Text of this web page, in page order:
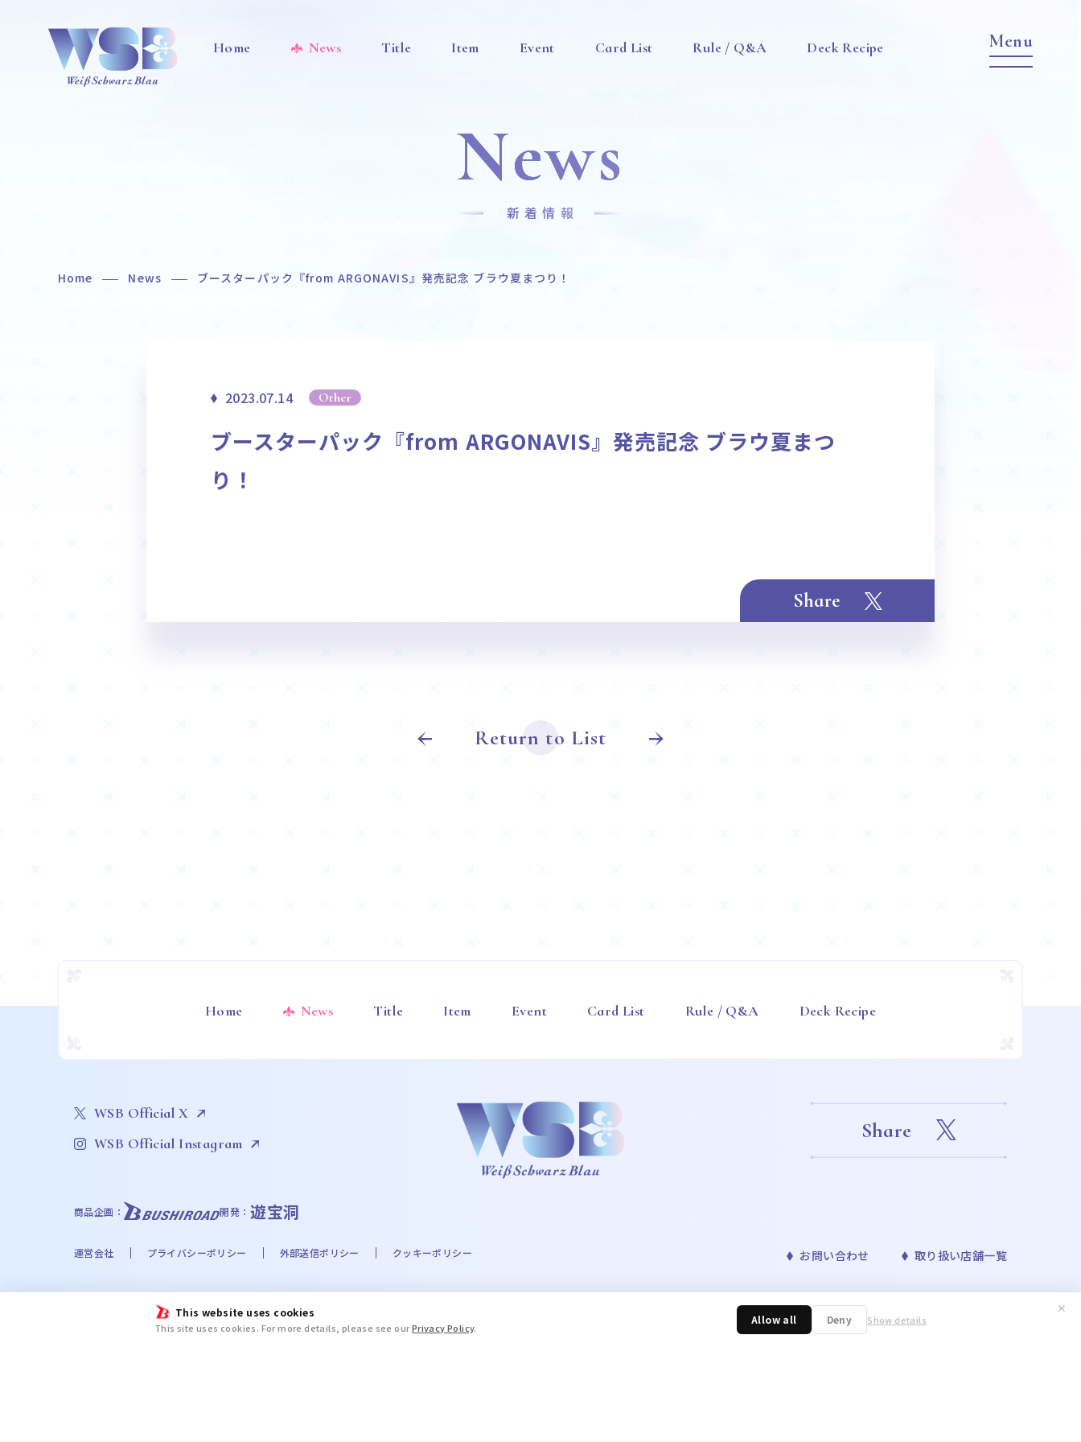
This website uses cookies
This site uses cookies. For more details, please see ourPrivacy Policy.
Allow all Deny Show details
✕
Home News Title Item Event Card List Rule / Q&A Deck Recipe
Event
イベント
Card List
カードリスト
Rule / Q&A
ルール/Q&A
Deck Recipe
デッキレシピ
News
新着情報
Home News ブースターパック『from ARGONAVIS』発売記念 ブラウ夏まつり！
2023.07.14 Other
ブースターパック『from ARGONAVIS』発売記念 ブラウ夏まつ
り！
Share
Return to List
Home News Title Item Event Card List Rule / Q&A Deck Recipe
WSB Official X
WSB Official Instagram
Share
商品企画： 開発： 遊宝洞
運営会社 プライバシーポリシー 外部送信ポリシー クッキーポリシー お問い合わせ 取り扱い店舗一覧
©Liber Entertainment Inc. All Rights Reserved. ©UTA☆PRI-MOVIE PROJECT ©UTA☆PRI-MOVIE ST PROJECT ©Eve THE IDOLM@STER™& ©Bandai Namco Entertainment Inc. ©Disney
©Disney. Based on the “Winnie the Pooh” works by A.A. Milne and E.H. Shepard. © 2016 COVER Corp. © STPR Inc. ©ARGONAVIS project. ©青山剛昌／小学館・読売テレビ・TMS 1996 ©nagano /